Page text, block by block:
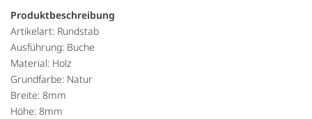
Produktbeschreibung
Artikelart: Rundstab
Ausführung: Buche
Material: Holz
Grundfarbe: Natur
Breite: 8mm
Höhe: 8mm